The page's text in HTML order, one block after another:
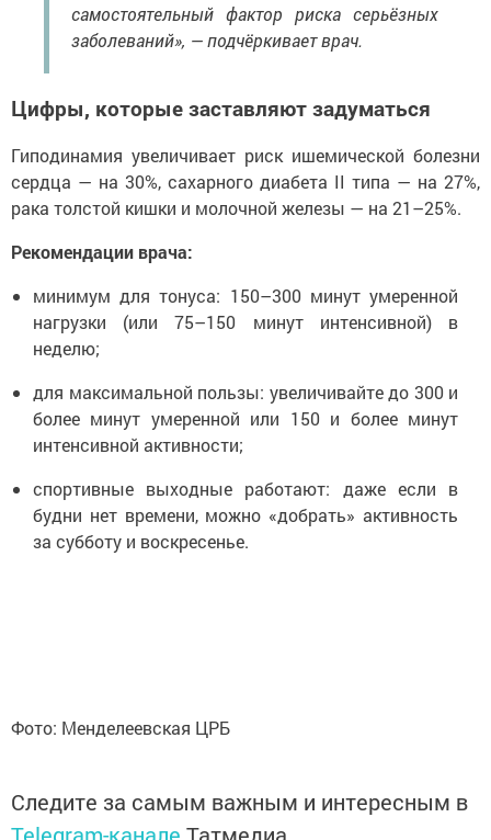
самостоятельный фактор риска серьёзных
заболеваний», — подчёркивает врач.
Цифры, которые заставляют задуматься
Гиподинамия увеличивает риск ишемической болезни
сердца — на 30%, сахарного диабета II типа — на 27%,
рака толстой кишки и молочной железы — на 21–25%.
Рекомендации врача:
минимум для тонуса: 150–300 минут умеренной
нагрузки (или 75–150 минут интенсивной) в
неделю;
для максимальной пользы: увеличивайте до 300 и
более минут умеренной или 150 и более минут
интенсивной активности;
спортивные выходные работают: даже если в
будни нет времени, можно «добрать» активность
за субботу и воскресенье.
Фото: Менделеевская ЦРБ
Следите за самым важным и интересным в
Telegram-канале Татмедиа